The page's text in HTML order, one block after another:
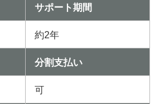
サポート期間
約2年
分割支払い
可